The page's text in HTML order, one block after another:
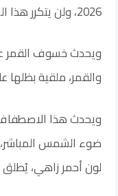
2026، ولن يتكرر هذا الحدث حتى عام 2029.
ويحدث خسوف القمر
والقمر، ملقية
ويحدث هذا
ضوء الشمس المباشر،
لون أحمر زاهي، يُطلق